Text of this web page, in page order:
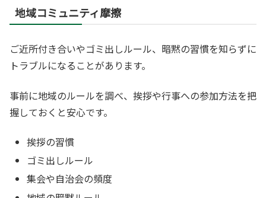
地域コミュニティ摩擦
ご近所付き合いやゴミ出しルール、暗黙の習慣を知らずに
トラブルになることがあります。
事前に地域のルールを調べ、挨拶や行事への参加方法を把
握しておくと安心です。
挨拶の習慣
ゴミ出しルール
集会や自治会の頻度